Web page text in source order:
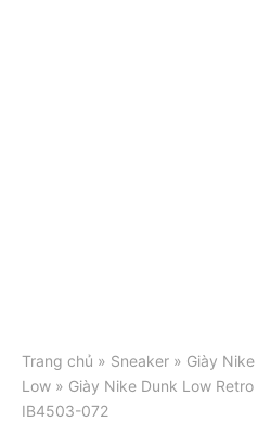
Trang chủ » Sneaker » Giày Nike
Low » Giày Nike Dunk Low Retro
IB4503-072